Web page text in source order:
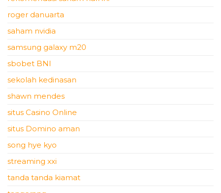
roger danuarta
saham nvidia
samsung galaxy m20
sbobet BNI
sekolah kedinasan
shawn mendes
situs Casino Online
situs Domino aman
song hye kyo
streaming xxi
tanda tanda kiamat